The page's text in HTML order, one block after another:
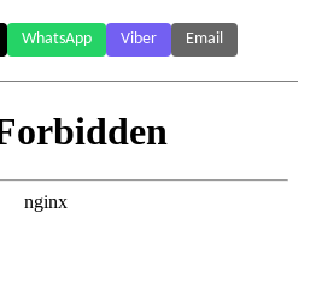
WhatsApp Viber Email